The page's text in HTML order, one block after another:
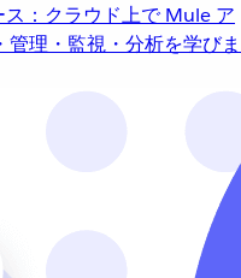
：クラウド上で Mule ア
理・監視・分析を学びま